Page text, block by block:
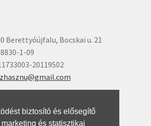
biztosító és elősegítő
és statisztikai
Berettyóújfalu, Bocskai u. 21
1-09
20119502